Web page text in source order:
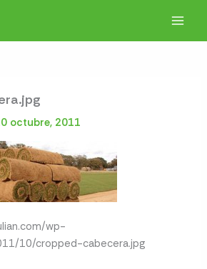
octubre, 2011
wp-
10/cropped-cabecera.jpg